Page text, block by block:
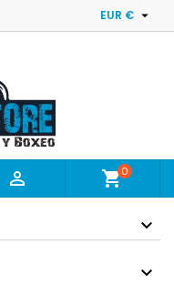
EUR € 
 shopping_cart0